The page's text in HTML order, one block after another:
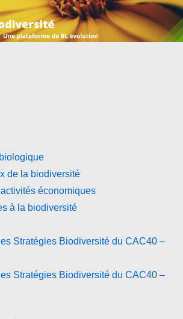
de la biodiversité
activités économiques
à la biodiversité
Stratégies Biodiversité du CAC40 –
Stratégies Biodiversité du CAC40 –